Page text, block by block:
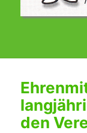
den